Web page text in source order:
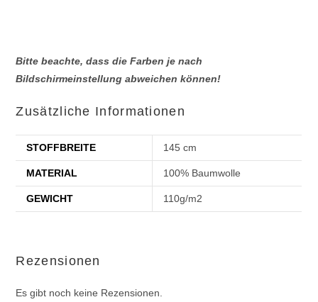
Bitte beachte, dass die Farben je nach
Bildschirmeinstellung abweichen können!
Zusätzliche Informationen
STOFFBREITE 145 cm
MATERIAL 100% Baumwolle
GEWICHT 110g/m2
Rezensionen
Es gibt noch keine Rezensionen.